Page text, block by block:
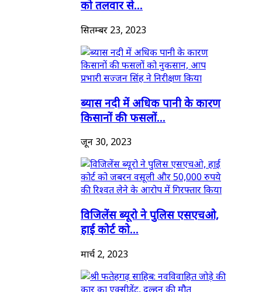
को तलवार से...
सितम्बर 23, 2023
ब्यास नदी में अधिक पानी के कारण
किसानों की फसलों...
जून 30, 2023
विजिलेंस ब्यूरो ने पुलिस एसएचओ,
हाई कोर्ट को...
मार्च 2, 2023